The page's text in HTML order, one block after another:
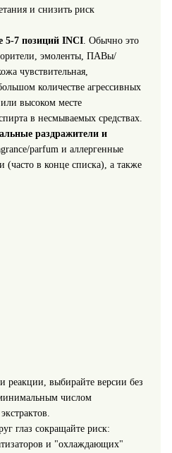
и снизить риск
5-7 позиций INCI. Обычно это
эмоленты, ПАВы/
чувствительная,
количестве агрессивных
высоком месте
в несмываемых средствах.
раздражители и
parfum и аллергенные
(часто в конце списка), а также
реакции, выбирайте версии без
числом
глаз сокращайте риск:
и "охлаждающих"